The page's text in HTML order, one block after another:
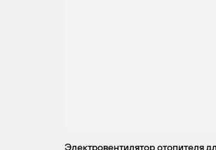
Электровентилятор отопителя